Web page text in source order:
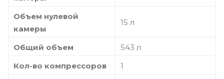
Объем нулевой
камеры
15 л
Общий объем
543 л
Кол-во компрессоров
1